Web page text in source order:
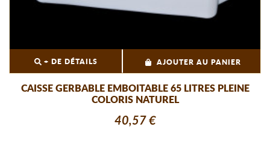
+ DE DÉTAILS AJOUTER AU PANIER
CAISSE GERBABLE EMBOITABLE 65 LITRES PLEINE
COLORIS NATUREL
40,57 €